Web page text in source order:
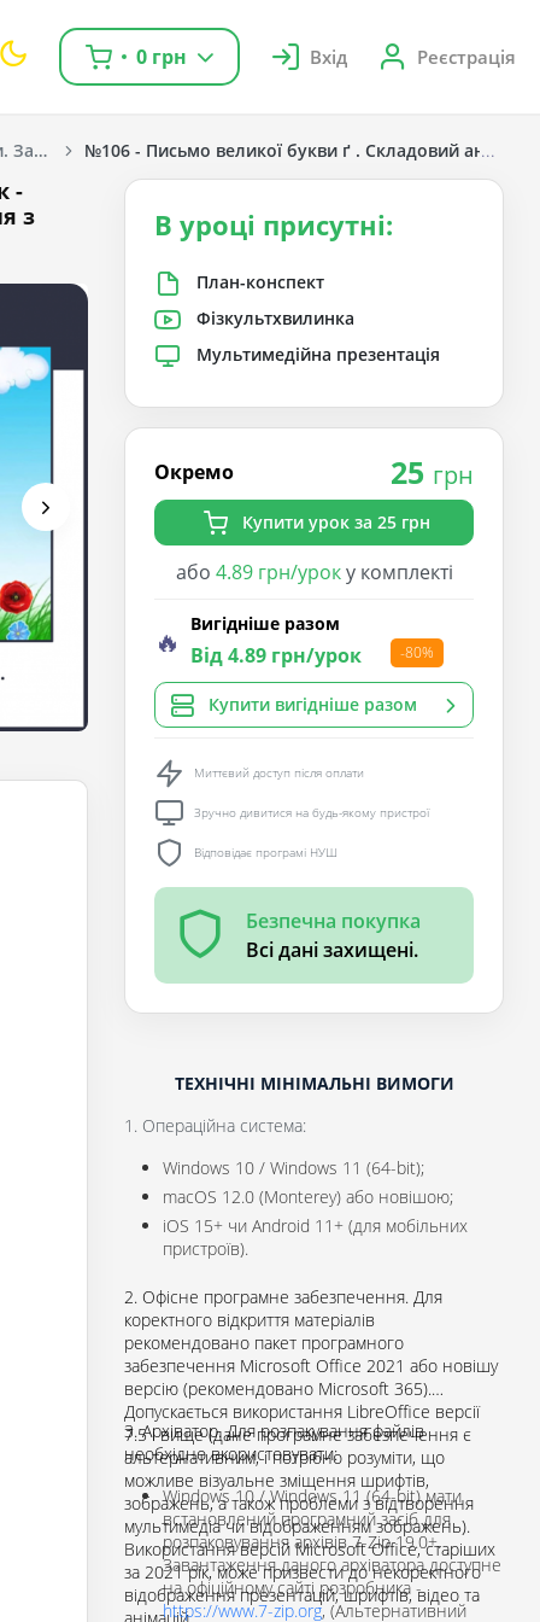
0 грн Вхід Реєстрація
Навчання грамоти. Захарійчук М. Д. 1 клас. [2018-2022] №106 - Письмо великої букви ґ . Складовий аналіз
-
з
В уроці присутні:
План-конспект
Фізкультхвилинка
Мультимедійна презентація
Окремо 25 грн
Купити урок за 25 грн
або 4.89 грн/уроку комплекті
🔥 Вигідніше разом
Від 4.89 грн/урок -80%
Купити вигідніше разом
Миттєвий доступ після оплати
Зручно дивитися на будь-якому пристрої
Відповідає програмі НУШ
Безпечна покупка
Всі дані захищені.
ТЕХНІЧНІ МІНІМАЛЬНІ ВИМОГИ
1. Операційна система:
Windows 10 / Windows 11 (64-bit);
macOS 12.0 (Monterey) або новішою;
iOS 15+ чи Android 11+ (для мобільних
пристроїв).
2. Офісне програмне забезпечення. Для
коректного відкриття матеріалів
рекомендовано пакет програмного
забезпечення Microsoft Office 2021 або новішу
версію (рекомендовано Microsoft 365).
Допускається використання LibreOffice версії
7.5 і вище (дане програмне забезпечення є
альтернативним, і потрібно розуміти, що
можливе візуальне зміщення шрифтів,
зображень, а також проблеми з відтворення
мультимедіа чи відображенням зображень).
Використання версій Microsoft Office, старіших
за 2021 рік, може призвести до некоректного
відображення презентацій, шрифтів, відео та
3. Архіватор. Для розпакування файлів
необхідно вкористовувати:
Windows 10 / Windows 11 (64-bit) мати
встановлений програмний засіб для
розпаковування архівів 7-Zip 19.0+.
Завантаження даного архіватора доступне
на офіційному сайті розробника -
https://www.7-zip.org, (Альтернативний